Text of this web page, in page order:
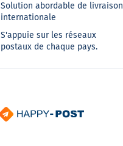
Solution abordable de livraison
internationale
S'appuie sur les réseaux
postaux de chaque pays.